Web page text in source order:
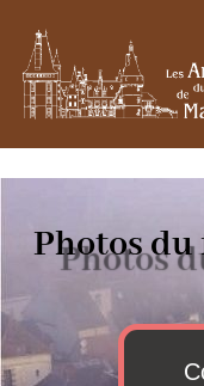
Photos du